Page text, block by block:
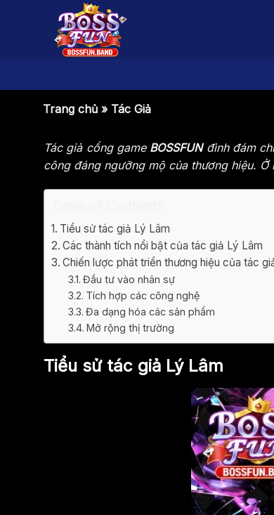
Trang chủ» Tác Giả
Tác giả cổng game BOSSFUNđình đám
công đáng ngưỡng mộ của thương hiệu.
Tiểu sử tác giả Lý Lâm
Các thành tích nổi bật của tác giả Lý Lâm
Chiến lược phát triển thương hiệu của tác
Đầu tư vào nhân sự
Tích hợp các công nghệ
Đa dạng hóa các sản phẩm
Mở rộng thị trường
Tiểu sử tác giả Lý Lâm